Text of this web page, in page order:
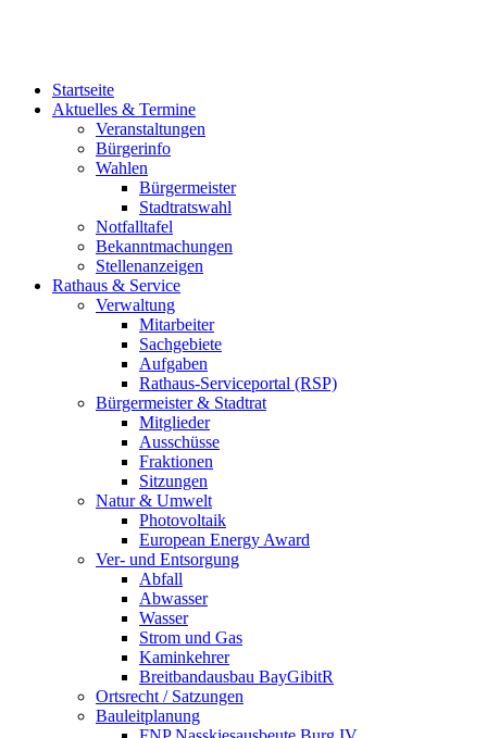
Startseite
Aktuelles & Termine
Veranstaltungen
Bürgerinfo
Wahlen
Bürgermeister
Stadtratswahl
Notfalltafel
Bekanntmachungen
Stellenanzeigen
Rathaus & Service
Verwaltung
Mitarbeiter
Sachgebiete
Aufgaben
Rathaus-Serviceportal (RSP)
Bürgermeister & Stadtrat
Mitglieder
Ausschüsse
Fraktionen
Sitzungen
Natur & Umwelt
Photovoltaik
European Energy Award
Ver- und Entsorgung
Abfall
Abwasser
Wasser
Strom und Gas
Kaminkehrer
Breitbandausbau BayGibitR
Ortsrecht / Satzungen
Bauleitplanung